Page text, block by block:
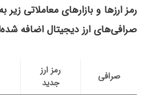
رمز ارزها و بازارهای معاملاتی
صرافی‌های ارز دیجیتال اضافه
صرافی
رمز ارز
جدید